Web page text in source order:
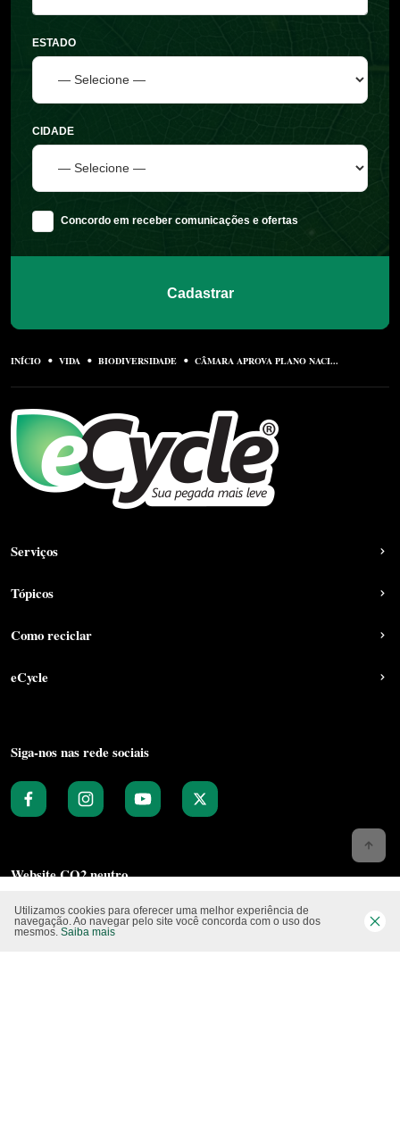
ESTADO
CIDADE
Concordo em receber comunicações e ofertas
Cadastrar
INÍCIO VIDA BIODIVERSIDADE CÂMARA APROVA PLANO NACI...
Serviços
Tópicos
Como reciclar
eCycle
Siga-nos nas rede sociais
Website CO2 neutro
Utilizamos cookies para oferecer uma melhor experiência de
navegação. Ao navegar pelo site você concorda com o uso dos
mesmos. Saiba mais